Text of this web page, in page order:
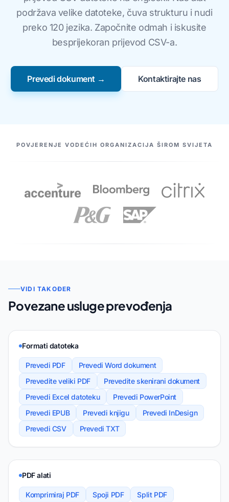
podržava velike datoteke, čuva strukturu i nudi
preko 120 jezika. Započnite odmah i iskusite
besprijekoran prijevod CSV-a.
Prevedi dokument → Kontaktirajte nas
NAŠI PARTNERI
POVJERENJE VODEĆIH ORGANIZACIJA ŠIROM SVIJETA
VIDI TAKOĐER
Povezane usluge prevođenja
Formati datoteka
Prevedi PDF
Prevedi Word dokument
Prevedite veliki PDF
Prevedite skenirani dokument
Prevedi Excel datoteku
Prevedi PowerPoint
Prevedi EPUB
Prevedi knjigu
Prevedi InDesign
Prevedi CSV
Prevedi TXT
PDF alati
Komprimiraj PDF Spoji PDF
Split PDF